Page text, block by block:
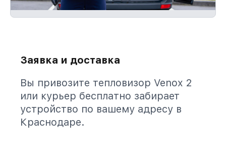
Заявка и доставка
Вы привозите тепловизор Venox 2
или курьер бесплатно забирает
устройство по вашему адресу в
Краснодаре.